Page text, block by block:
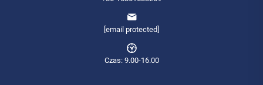
[email protected]
Czas: 9.00-16.00